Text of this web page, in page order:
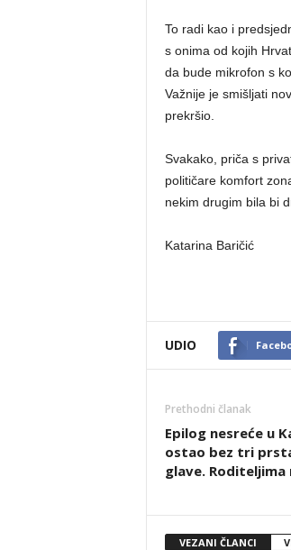
To radi kao i
s onima od kojih
da bude mikrofon s
Važnije je smišljati
prekršio.
Svakako, priča s
političare komfort
nekim drugim bila bi
Katarina Baričić
UDIO
Prethodni članak
Epilog nesreće u
ostao bez tri
glave.
VEZANI ČLANCI